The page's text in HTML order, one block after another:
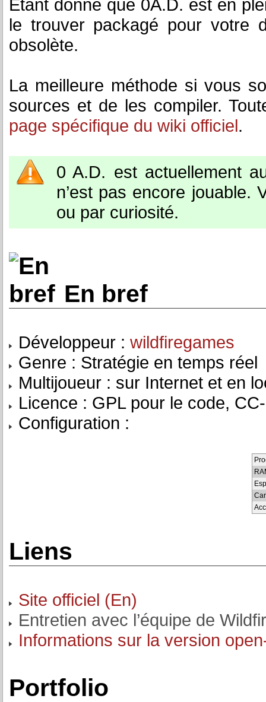
Etant donné que 0A.D. est en
le trouver packagé pour votre
obsolète.
La meilleure méthode si vous
sources et de les compiler.
page spécifique du wiki officiel.
0 A.D. est actuellement
n’est pas encore jouable.
ou par curiosité.
En bref
Développeur : wildfiregames
Genre : Stratégie en temps réel
Multijoueur : sur Internet et en
Licence : GPL pour le code,
Configuration :
Liens
Site officiel (En)
Entretien avec l’équipe de
Informations sur la version
Portfolio